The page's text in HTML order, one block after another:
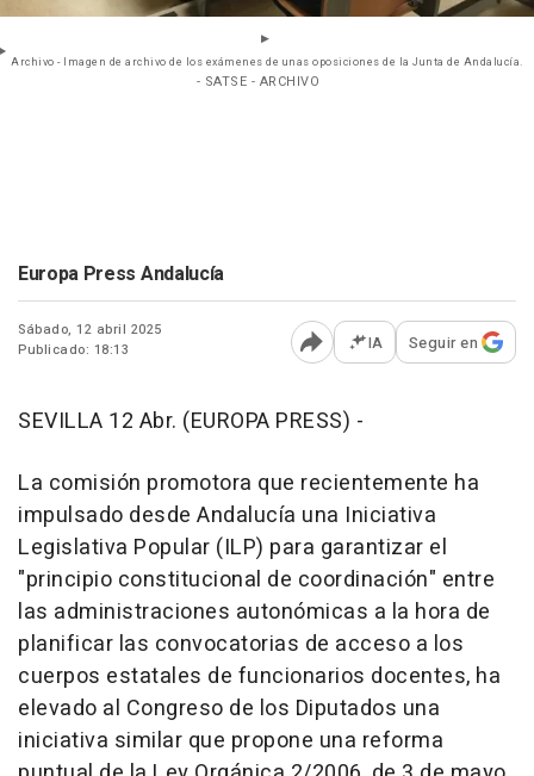
Archivo - Imagen de archivo de los exámenes de unas oposiciones de la Junta de Andalucía.
- SATSE - ARCHIVO
Europa Press Andalucía
Sábado, 12 abril 2025
Publicado: 18:13
Abrir opciones para
IA Seguir en
SEVILLA 12 Abr. (EUROPA PRESS) -
La comisión promotora que recientemente ha
impulsado desde Andalucía una Iniciativa
Legislativa Popular (ILP) para garantizar el
"principio constitucional de coordinación" entre
las administraciones autonómicas a la hora de
planificar las convocatorias de acceso a los
cuerpos estatales de funcionarios docentes, ha
elevado al Congreso de los Diputados una
iniciativa similar que propone una reforma